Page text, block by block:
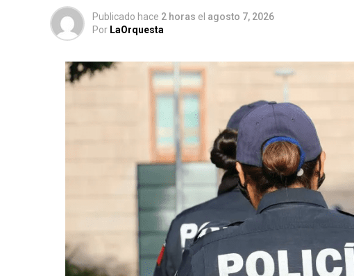
Publicado hace 2 horas el agosto 7, 2026
Por LaOrquesta